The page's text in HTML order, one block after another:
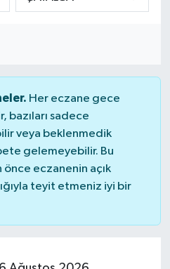
Her eczane gece
bazıları sadece
veya beklenmedik
gelemeyebilir. Bu
eczanenin açık
teyit etmeniz iyi bir